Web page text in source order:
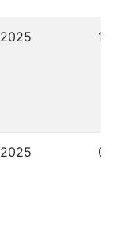
2025 15/
2025 05/